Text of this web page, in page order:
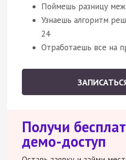
Поймешь разницу
Узнаешь алгоритм
24
Отработаешь все на
Получи
демо-доступ